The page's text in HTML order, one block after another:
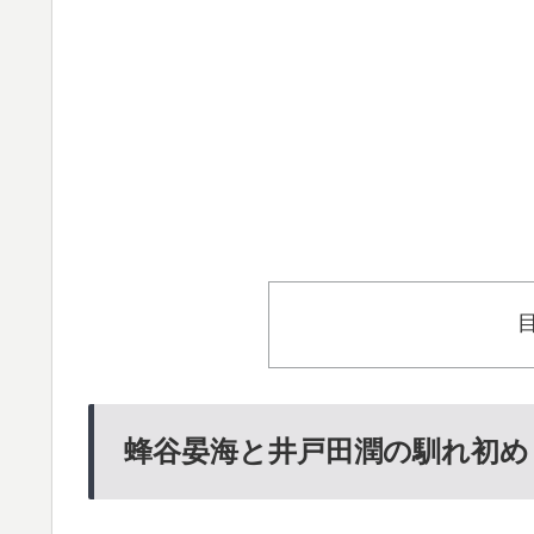
蜂谷晏海と井戸田潤の馴れ初